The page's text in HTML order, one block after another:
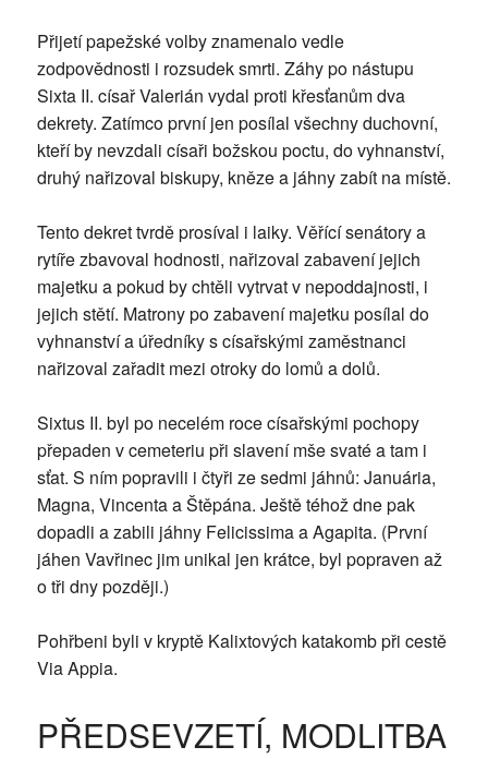
Přijetí papežské volby znamenalo vedle
zodpovědnosti i rozsudek smrti. Záhy po nástupu
Sixta II. císař Valerián vydal proti křesťanům dva
dekrety. Zatímco první jen posílal všechny duchovní,
kteří by nevzdali císaři božskou poctu, do vyhnanství,
druhý nařizoval biskupy, kněze a jáhny zabít na místě.
Tento dekret tvrdě prosíval i laiky. Věřící senátory a
rytíře zbavoval hodnosti, nařizoval zabavení jejich
majetku a pokud by chtěli vytrvat v nepoddajnosti, i
jejich stětí. Matrony po zabavení majetku posílal do
vyhnanství a úředníky s císařskými zaměstnanci
nařizoval zařadit mezi otroky do lomů a dolů.
Sixtus II. byl po necelém roce císařskými pochopy
přepaden v cemeteriu při slavení mše svaté a tam i
sťat. S ním popravili i čtyři ze sedmi jáhnů: Januária,
Magna, Vincenta a Štěpána. Ještě téhož dne pak
dopadli a zabili jáhny Felicissima a Agapita. (První
jáhen Vavřinec jim unikal jen krátce, byl popraven až
o tři dny později.)
Pohřbeni byli v kryptě Kalixtových katakomb při cestě
Via Appia.
PŘEDSEVZETÍ, MODLITBA